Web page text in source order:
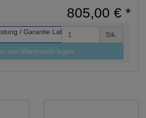
805,00 € *
Stk.
in den Warenkorb legen